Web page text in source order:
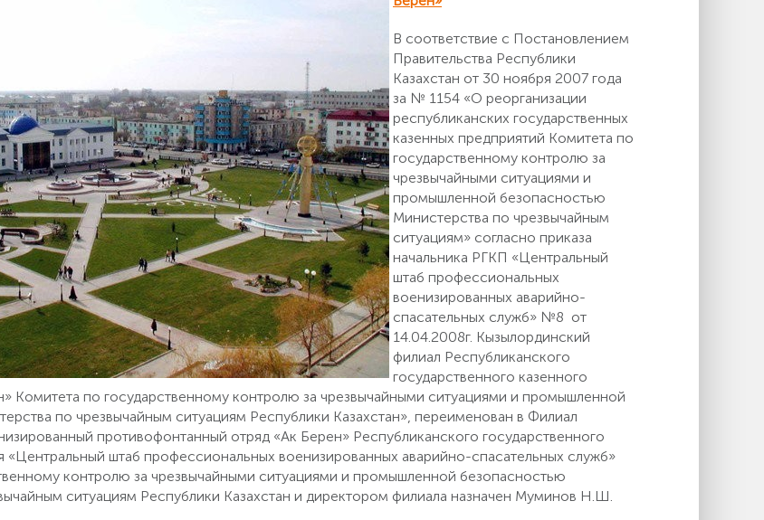
В соответствие с Постановлением
Правительства Республики
Казахстан от 30 ноября 2007 года
за № 1154 «О реорганизации
республиканских государственных
казенных предприятий Комитета по
государственному контролю за
чрезвычайными ситуациями и
промышленной безопасностью
Министерства по чрезвычайным
ситуациям» согласно приказа
начальника РГКП «Центральный
штаб профессиональных
военизированных аварийно-
спасательных служб» №8 от
14.04.2008г. Кызылординский
филиал Республиканского
государственного казенного
Комитета по государственному контролю за чрезвычайными ситуациями и промышленной
по чрезвычайным ситуациям Республики Казахстан», переименован в Филиал
противофонтанный отряд «Ак Берен» Республиканского государственного
«Центральный штаб профессиональных военизированных аварийно-спасательных служб»
контролю за чрезвычайными ситуациями и промышленной безопасностью
ситуациям Республики Казахстан и директором филиала назначен Муминов Н.Ш.